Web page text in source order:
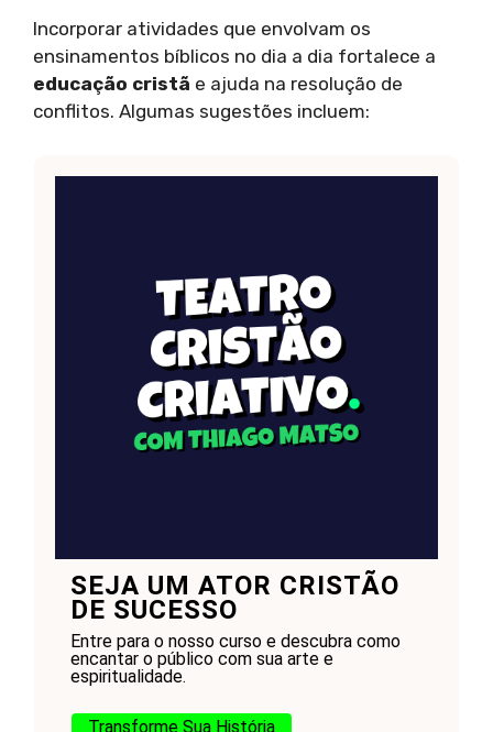
Incorporar atividades que envolvam os
ensinamentos bíblicos no dia a dia fortalece a
educação cristã e ajuda na resolução de
conflitos. Algumas sugestões incluem:
SEJA UM ATOR CRISTÃO
DE SUCESSO
Entre para o nosso curso e descubra como
encantar o público com sua arte e
espiritualidade.
Transforme Sua História